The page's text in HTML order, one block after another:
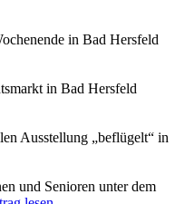
in Bad Hersfeld
in Bad Hersfeld
Ausstellung „beflügelt“ in
und Senioren unter dem